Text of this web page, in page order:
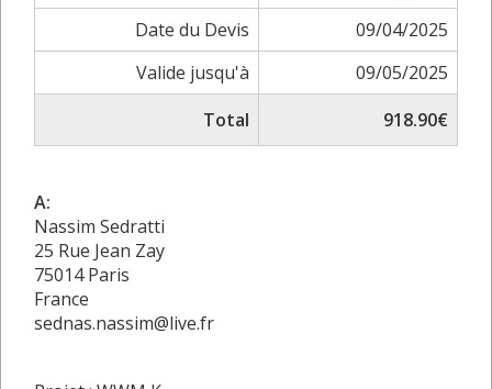
Date du Devis
09/04/2025
Valide jusqu'à
09/05/2025
Total
918.90€
A:
Nassim Sedratti
25 Rue Jean Zay
75014 Paris
France
sednas.nassim@live.fr